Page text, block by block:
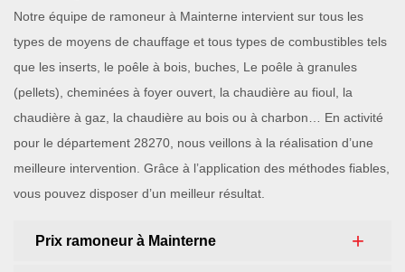
Notre équipe de ramoneur à Mainterne intervient sur tous les
types de moyens de chauffage et tous types de combustibles tels
que les inserts, le poêle à bois, buches, Le poêle à granules
(pellets), cheminées à foyer ouvert, la chaudière au fioul, la
chaudière à gaz, la chaudière au bois ou à charbon… En activité
pour le département 28270, nous veillons à la réalisation d’une
meilleure intervention. Grâce à l’application des méthodes fiables,
vous pouvez disposer d’un meilleur résultat.
Prix ramoneur à Mainterne